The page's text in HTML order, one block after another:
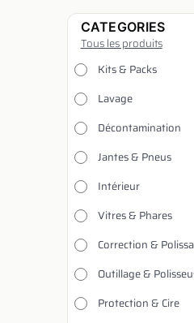
CATEGORIES
Tous les produits
Kits & Packs
Lavage
Décontamination
Jantes & Pneus
Intérieur
Vitres & Phares
Correction &
Outillage &
Protection & Cire